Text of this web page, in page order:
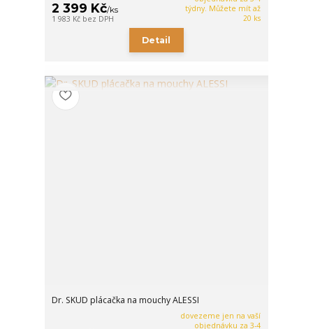
2 399 Kč/ks
1 983 Kč bez DPH
týdny. Můžete mít až
20 ks
Detail
Dr. SKUD plácačka na mouchy ALESSI
dovezeme jen na vaší
objednávku za 3-4